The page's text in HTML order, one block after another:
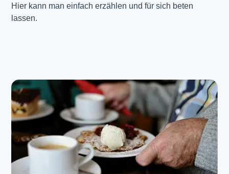
Hier kann man einfach erzählen und für sich beten
lassen.